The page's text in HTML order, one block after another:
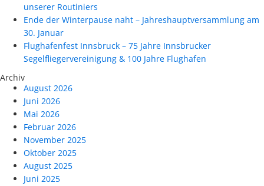
unserer Routiniers
Ende der Winterpause naht – Jahreshauptversammlung am
30. Januar
Flughafenfest Innsbruck – 75 Jahre Innsbrucker
Segelfliegervereinigung & 100 Jahre Flughafen
Archiv
August 2026
Juni 2026
Mai 2026
Februar 2026
November 2025
Oktober 2025
August 2025
Juni 2025